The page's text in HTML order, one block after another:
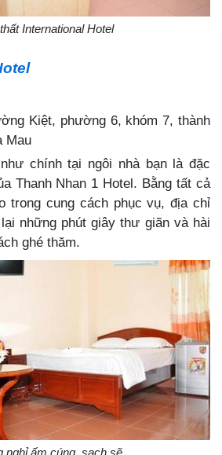
International Hotel
Kiệt, phường 6, khóm 7, thành
Mau
chính tại ngôi nhà bạn là đặc
Thanh Nhan 1 Hotel. Bằng tất cả
trong cung cách phục vụ, địa chỉ
những phút giây thư giãn và hài
ghé thăm.